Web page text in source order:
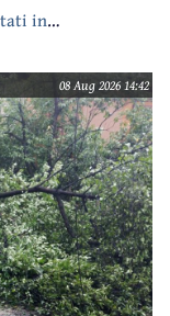
in
08 Aug 2026 14:42